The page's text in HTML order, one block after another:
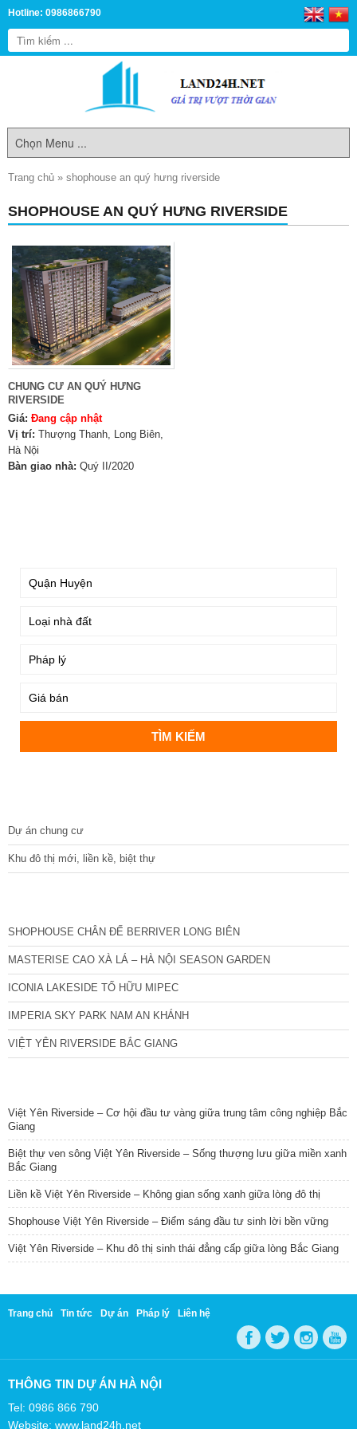
Hotline: 0986866790
Trang chủ » shophouse an quý hưng riverside
SHOPHOUSE AN QUÝ HƯNG RIVERSIDE
CHUNG CƯ AN QUÝ HƯNG
RIVERSIDE
Giá: Đang cập nhật
Vị trí: Thượng Thanh, Long Biên,
Hà Nội
Bàn giao nhà: Quý II/2020
Dự án chung cư
Khu đô thị mới, liền kề, biệt thự
SHOPHOUSE CHÂN ĐẾ BERRIVER LONG BIÊN
MASTERISE CAO XÀ LÁ – HÀ NỘI SEASON GARDEN
ICONIA LAKESIDE TỐ HỮU MIPEC
IMPERIA SKY PARK NAM AN KHÁNH
VIỆT YÊN RIVERSIDE BẮC GIANG
Việt Yên Riverside – Cơ hội đầu tư vàng giữa trung tâm công nghiệp Bắc
Giang
Biệt thự ven sông Việt Yên Riverside – Sống thượng lưu giữa miền xanh
Bắc Giang
Liền kề Việt Yên Riverside – Không gian sống xanh giữa lòng đô thị
Shophouse Việt Yên Riverside – Điểm sáng đầu tư sinh lời bền vững
Việt Yên Riverside – Khu đô thị sinh thái đẳng cấp giữa lòng Bắc Giang
Trang chủ Tin tức Dự án Pháp lý Liên hệ
THÔNG TIN DỰ ÁN HÀ NỘI
Tel: 0986 866 790
Website: www.land24h.net